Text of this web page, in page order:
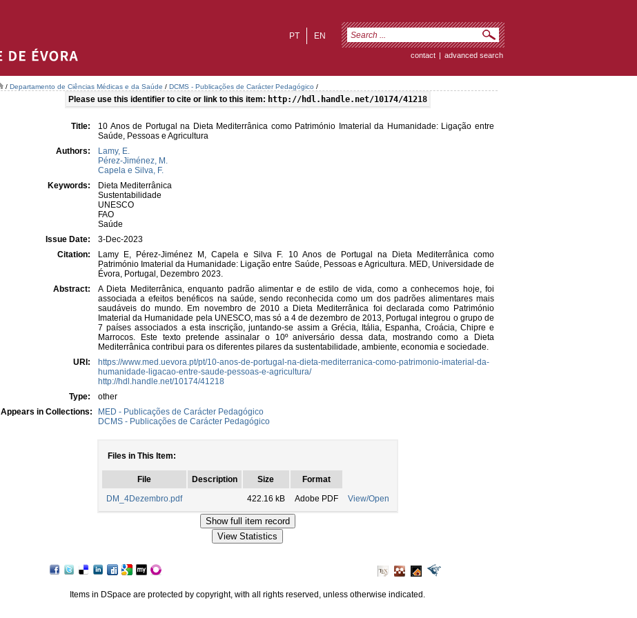
EN
PT
contact | advanced search
/ Departamento de Ciências Médicas e da Saúde / DCMS - Publicações de Carácter Pedagógico /
Please use this identifier to cite or link to this item: http://hdl.handle.net/10174/41218
Title:
10 Anos de Portugal na Dieta Mediterrânica como Património Imaterial da Humanidade: Ligação entre
Saúde, Pessoas e Agricultura
Authors:
Lamy, E.
Pérez-Jiménez, M.
Capela e Silva, F.
Keywords:
Dieta Mediterrânica
Sustentabilidade
UNESCO
FAO
Saúde
Issue Date:
3-Dec-2023
Citation:
Lamy E, Pérez-Jiménez M, Capela e Silva F. 10 Anos de Portugal na Dieta Mediterrânica como
Património Imaterial da Humanidade: Ligação entre Saúde, Pessoas e Agricultura. MED, Universidade de
Évora, Portugal, Dezembro 2023.
Abstract:
A Dieta Mediterrânica, enquanto padrão alimentar e de estilo de vida, como a conhecemos hoje, foi
associada a efeitos benéficos na saúde, sendo reconhecida como um dos padrões alimentares mais
saudáveis do mundo. Em novembro de 2010 a Dieta Mediterrânica foi declarada como Património
Imaterial da Humanidade pela UNESCO, mas só a 4 de dezembro de 2013, Portugal integrou o grupo de
7 países associados a esta inscrição, juntando-se assim a Grécia, Itália, Espanha, Croácia, Chipre e
Marrocos. Este texto pretende assinalar o 10º aniversário dessa data, mostrando como a Dieta
Mediterrânica contribui para os diferentes pilares da sustentabilidade, ambiente, economia e sociedade.
URI:
https://www.med.uevora.pt/pt/10-anos-de-portugal-na-dieta-mediterranica-como-patrimonio-imaterial-da-
humanidade-ligacao-entre-saude-pessoas-e-agricultura/
http://hdl.handle.net/10174/41218
Type:
other
Appears in Collections:
MED - Publicações de Carácter Pedagógico
DCMS - Publicações de Carácter Pedagógico
Files in This Item:
File Description Size
Format
DM_4Dezembro.pdf
422.16 kB Adobe PDF View/Open
Items in DSpace are protected by copyright, with all rights reserved, unless otherwise indicated.